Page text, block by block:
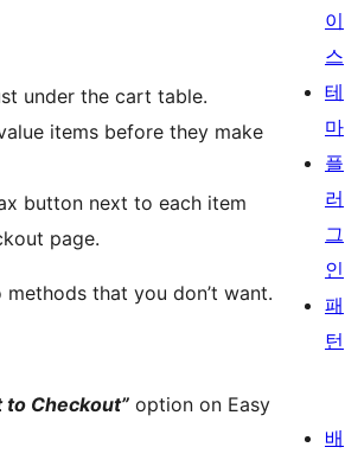
under the cart table.
items before they make
button next to each item
page.
that you don’t want.
to Checkout” option on Easy
이
스
테
마
플
러
그
인
패
턴
배